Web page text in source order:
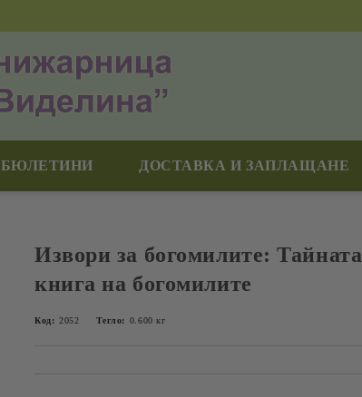
БЮЛЕТИНИ ДОСТАВКА И ЗАПЛАЩАНЕ
Извори за богомилите: Тайната
книга на богомилите
Код: 2052 Тегло: 0.600 кг